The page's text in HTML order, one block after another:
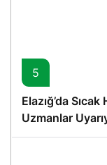
5
Elazığ’da
Uzmanlar